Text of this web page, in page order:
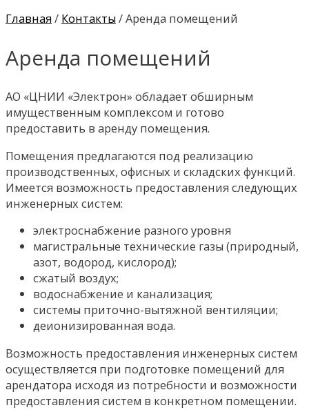
Главная/ Контакты/ Аренда помещений
Аренда помещений
АО «ЦНИИ «Электрон» обладает обширным
имущественным комплексом и готово
предоставить в аренду помещения.
Помещения предлагаются под реализацию
производственных, офисных и складских функций.
Имеется возможность предоставления следующих
инженерных систем:
электроснабжение разного уровня
магистральные технические газы (природный,
азот, водород, кислород);
сжатый воздух;
водоснабжение и канализация;
системы приточно-вытяжной вентиляции;
деионизированная вода.
Возможность предоставления инженерных систем
осуществляется при подготовке помещений для
арендатора исходя из потребности и возможности
предоставления систем в конкретном помещении.